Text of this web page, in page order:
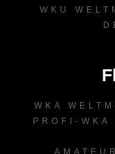
WKU
WKA
PROFI-WKA